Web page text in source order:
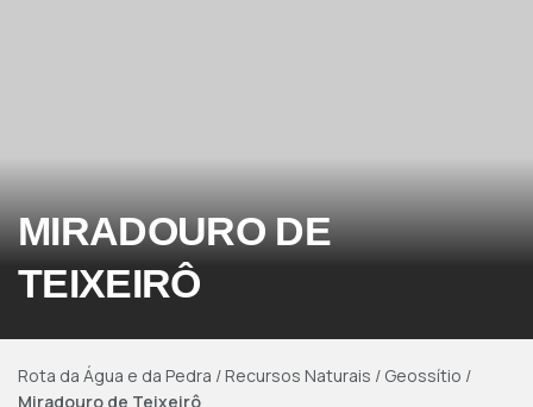
MIRADOURO DE
TEIXEIRÔ
Rota da Água e da Pedra /Recursos Naturais / Geossítio /
Miradouro de Teixeirô